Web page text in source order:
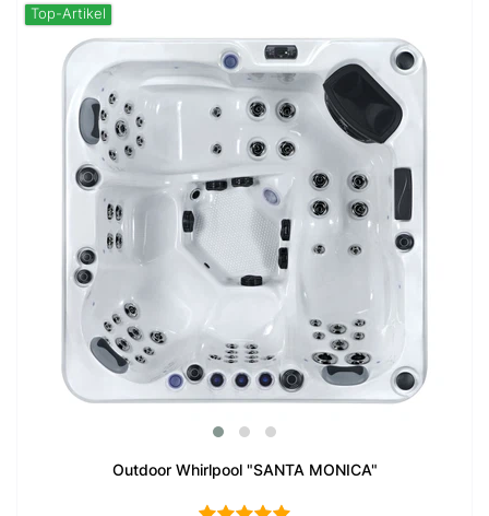
Top-Artikel
Outdoor Whirlpool "SANTA MONICA"